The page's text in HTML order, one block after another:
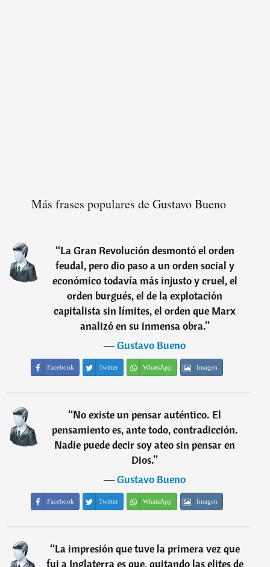
Más frases populares de Gustavo Bueno
“La Gran Revolución desmontó el orden
feudal, pero dio paso a un orden social y
económico todavía más injusto y cruel, el
orden burgués, el de la explotación
capitalista sin límites, el orden que Marx
analizó en su inmensa obra.”
―Gustavo Bueno
Facebook Twitter WhatsApp Imagen
“No existe un pensar auténtico. El
pensamiento es, ante todo, contradicción.
Nadie puede decir soy ateo sin pensar en
Dios.”
―Gustavo Bueno
Facebook Twitter WhatsApp Imagen
“La impresión que tuve la primera vez que
fui a Inglaterra es que, quitando las elites de